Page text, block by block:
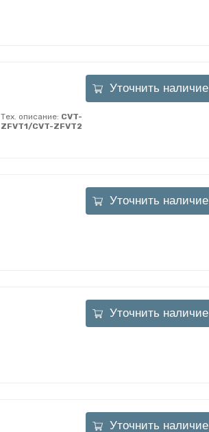
Тех. описание: CVT-
ZFVT1/CVT-ZFVT2
Уточнить наличие
Уточнить наличие
Уточнить наличие
Уточнить наличие